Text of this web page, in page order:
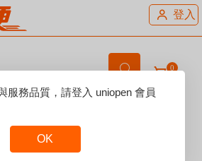
登入
0
服務品質，請登入 uniopen 會員
OK